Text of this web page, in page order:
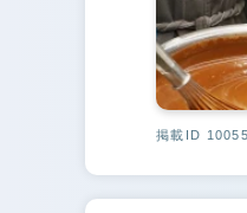
掲載ID